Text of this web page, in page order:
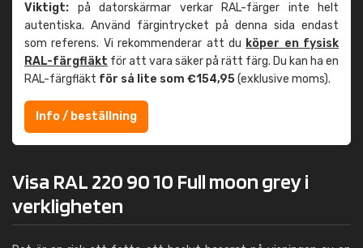
Viktigt: på datorskärmar verkar RAL-färger inte helt
autentiska. Använd färgintrycket på denna sida endast
som referens. Vi rekommenderar att du köper en fysisk
RAL-färgfläkt för att vara säker på rätt färg. Du kan ha en
RAL-färgfläkt för så lite som €154,95(exklusive moms).
Info / beställning
Visa RAL 220 90 10 Full moon grey i
verkligheten